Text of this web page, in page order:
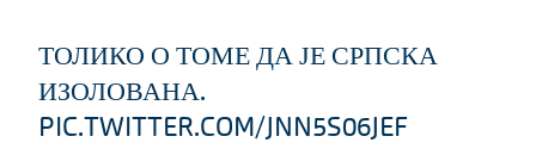
ТОЛИКО О ТОМЕ ДА ЈЕ СРПСКА
ИЗОЛОВАНА.
PIC.TWITTER.COM/JNN5S06JEF